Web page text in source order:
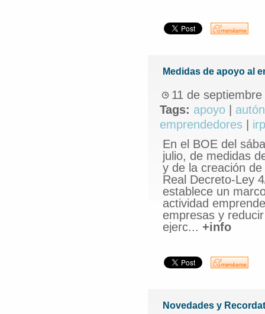
Medidas de apoyo al
11 de
Tags: apoyo
emprendedores
En el BOE del
julio, de medidas
y de la creación
Real Decreto-Ley
establece un
actividad
empresas y
ejerc... +info
Novedades y